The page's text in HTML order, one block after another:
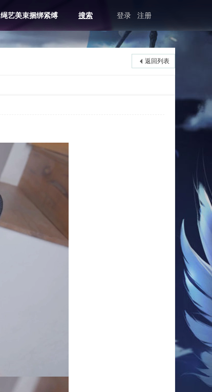
绳艺美束捆绑紧缚 搜索 登录 注册
返回列表